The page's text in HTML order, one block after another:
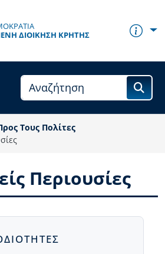
ΔΙΟΊΚΗΣΗ ΚΡΉΤΗΣ
Τους Πολίτες
Περιουσίες